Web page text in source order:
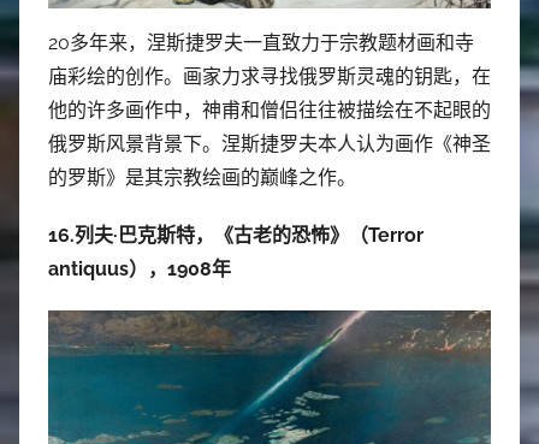
20多年来，涅斯捷罗夫一直致力于宗教题材画和寺
庙彩绘的创作。画家力求寻找俄罗斯灵魂的钥匙，在
他的许多画作中，神甫和僧侣往往被描绘在不起眼的
俄罗斯风景背景下。涅斯捷罗夫本人认为画作《神圣
的罗斯》是其宗教绘画的巅峰之作。
16.列夫·巴克斯特，《古老的恐怖》（Terror
antiquus），1908年